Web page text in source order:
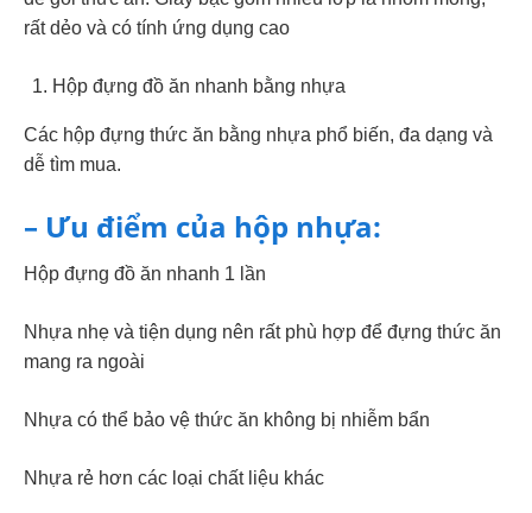
rất dẻo và có tính ứng dụng cao
Hộp đựng đồ ăn nhanh bằng nhựa
Các hộp đựng thức ăn bằng nhựa phổ biến, đa dạng và
dễ tìm mua.
– Ưu điểm của hộp nhựa:
Hộp đựng đồ ăn nhanh 1 lần
Nhựa nhẹ và tiện dụng nên rất phù hợp để đựng thức ăn
mang ra ngoài
Nhựa có thể bảo vệ thức ăn không bị nhiễm bẩn
Nhựa rẻ hơn các loại chất liệu khác